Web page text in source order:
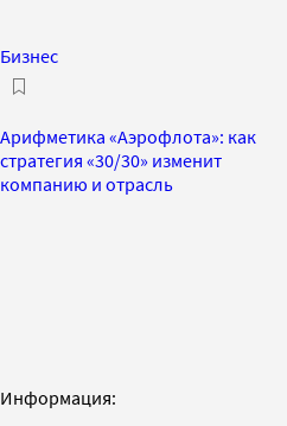
Бизнес
Арифметика «Аэрофлота»: как
стратегия «30/30» изменит
компанию и отрасль
Информация: